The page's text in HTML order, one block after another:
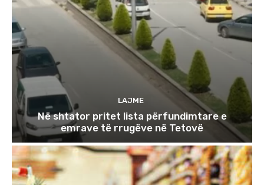
LAJME
Në shtator pritet lista përfundimtare e
emrave të rrugëve në Tetovë